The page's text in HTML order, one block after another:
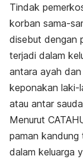
Tindak
korban sama-
disebut dengan
terjadi dalam
antara ayah
keponakan laki-
atau antar
Menurut
paman kandung
dalam keluarga